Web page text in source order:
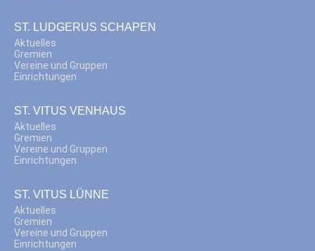
ST. LUDGERUS SCHAPEN
Aktuelles
Gremien
Vereine und Gruppen
Einrichtungen
ST. VITUS VENHAUS
Aktuelles
Gremien
Vereine und Gruppen
Einrichtungen
ST. VITUS LÜNNE
Aktuelles
Gremien
Vereine und Gruppen
Einrichtungen